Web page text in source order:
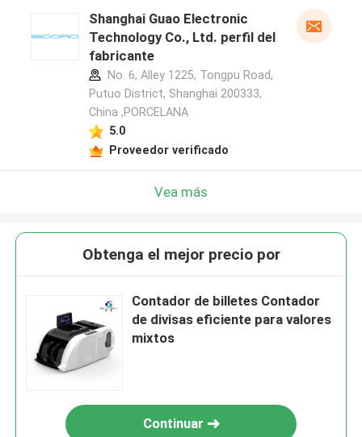
Shanghai Guao Electronic
Technology Co., Ltd. perfil del
fabricante
No. 6, Alley 1225, Tongpu Road,
Putuo District, Shanghai 200333,
China ,PORCELANA
5.0
Proveedor verificado
Vea más
Obtenga el mejor precio por
Contador de billetes Contador
de divisas eficiente para valores
mixtos
Continuar